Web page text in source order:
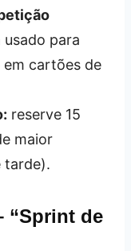
usado para
cartões de
reserve 15
maior
tarde).
“Sprint de